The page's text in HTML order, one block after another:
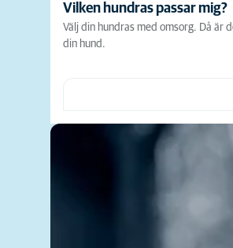
Vilken hundras passar mig?
Välj din hundras med omsorg. Då är
din hund.